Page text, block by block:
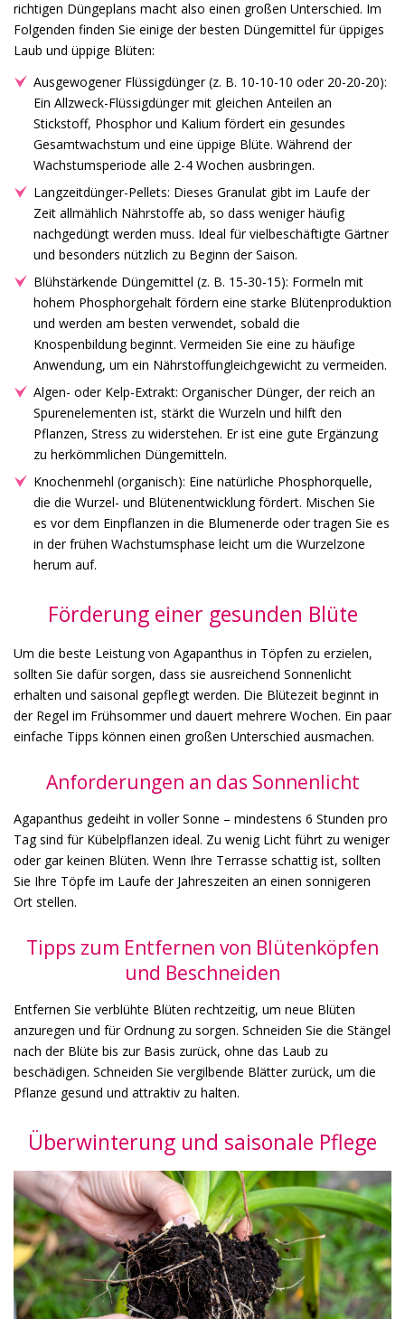
richtigen Düngeplans macht also einen großen Unterschied. Im
Folgenden finden Sie einige der besten Düngemittel für üppiges
Laub und üppige Blüten:
Ausgewogener Flüssigdünger (z. B. 10-10-10 oder 20-20-20):
Ein Allzweck-Flüssigdünger mit gleichen Anteilen an
Stickstoff, Phosphor und Kalium fördert ein gesundes
Gesamtwachstum und eine üppige Blüte. Während der
Wachstumsperiode alle 2-4 Wochen ausbringen.
Langzeitdünger-Pellets: Dieses Granulat gibt im Laufe der
Zeit allmählich Nährstoffe ab, so dass weniger häufig
nachgedüngt werden muss. Ideal für vielbeschäftigte Gärtner
und besonders nützlich zu Beginn der Saison.
Blühstärkende Düngemittel (z. B. 15-30-15): Formeln mit
hohem Phosphorgehalt fördern eine starke Blütenproduktion
und werden am besten verwendet, sobald die
Knospenbildung beginnt. Vermeiden Sie eine zu häufige
Anwendung, um ein Nährstoffungleichgewicht zu vermeiden.
Algen- oder Kelp-Extrakt: Organischer Dünger, der reich an
Spurenelementen ist, stärkt die Wurzeln und hilft den
Pflanzen, Stress zu widerstehen. Er ist eine gute Ergänzung
zu herkömmlichen Düngemitteln.
Knochenmehl (organisch): Eine natürliche Phosphorquelle,
die die Wurzel- und Blütenentwicklung fördert. Mischen Sie
es vor dem Einpflanzen in die Blumenerde oder tragen Sie es
in der frühen Wachstumsphase leicht um die Wurzelzone
herum auf.
Förderung einer gesunden Blüte
Um die beste Leistung von Agapanthus in Töpfen zu erzielen,
sollten Sie dafür sorgen, dass sie ausreichend Sonnenlicht
erhalten und saisonal gepflegt werden. Die Blütezeit beginnt in
der Regel im Frühsommer und dauert mehrere Wochen. Ein paar
einfache Tipps können einen großen Unterschied ausmachen.
Anforderungen an das Sonnenlicht
Agapanthus gedeiht in voller Sonne – mindestens 6 Stunden pro
Tag sind für Kübelpflanzen ideal. Zu wenig Licht führt zu weniger
oder gar keinen Blüten. Wenn Ihre Terrasse schattig ist, sollten
Sie Ihre Töpfe im Laufe der Jahreszeiten an einen sonnigeren
Ort stellen.
Tipps zum Entfernen von Blütenköpfen
und Beschneiden
Entfernen Sie verblühte Blüten rechtzeitig, um neue Blüten
anzuregen und für Ordnung zu sorgen. Schneiden Sie die Stängel
nach der Blüte bis zur Basis zurück, ohne das Laub zu
beschädigen. Schneiden Sie vergilbende Blätter zurück, um die
Pflanze gesund und attraktiv zu halten.
Überwinterung und saisonale Pflege